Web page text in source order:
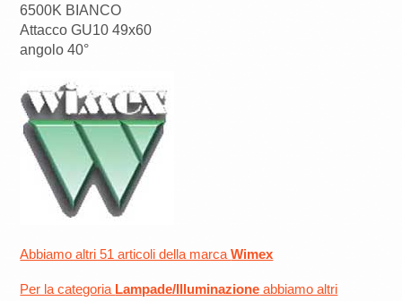
6500K BIANCO
Attacco GU10 49x60
angolo 40°
Abbiamo altri 51 articoli della marcaWimex
Per la categoria Lampade/Illuminazione abbiamo altri